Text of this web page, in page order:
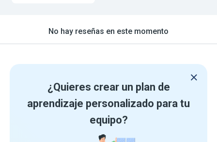
No hay reseñas en este momento
¿Quieres crear un plan de
aprendizaje personalizado para tu
equipo?